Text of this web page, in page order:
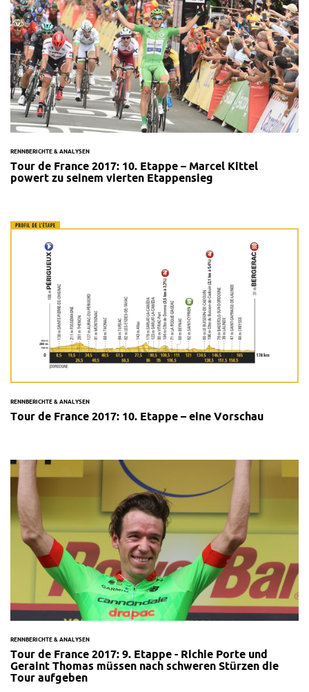
RENNBERICHTE & ANALYSEN
Tour de France 2017: 10. Etappe – Marcel Kittel
powert zu seinem vierten Etappensieg
RENNBERICHTE & ANALYSEN
Tour de France 2017: 10. Etappe – eine Vorschau
RENNBERICHTE & ANALYSEN
Tour de France 2017: 9. Etappe - Richie Porte und
Geraint Thomas müssen nach schweren Stürzen die
Tour aufgeben